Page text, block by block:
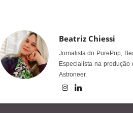
Beatriz Chiessi
Jornalista do PurePop,
Especialista na
Astroneer.